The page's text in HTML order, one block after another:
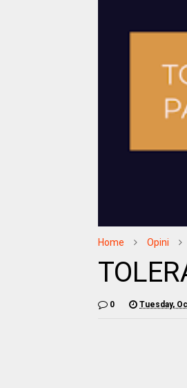
Home Opini
0 Tuesday,